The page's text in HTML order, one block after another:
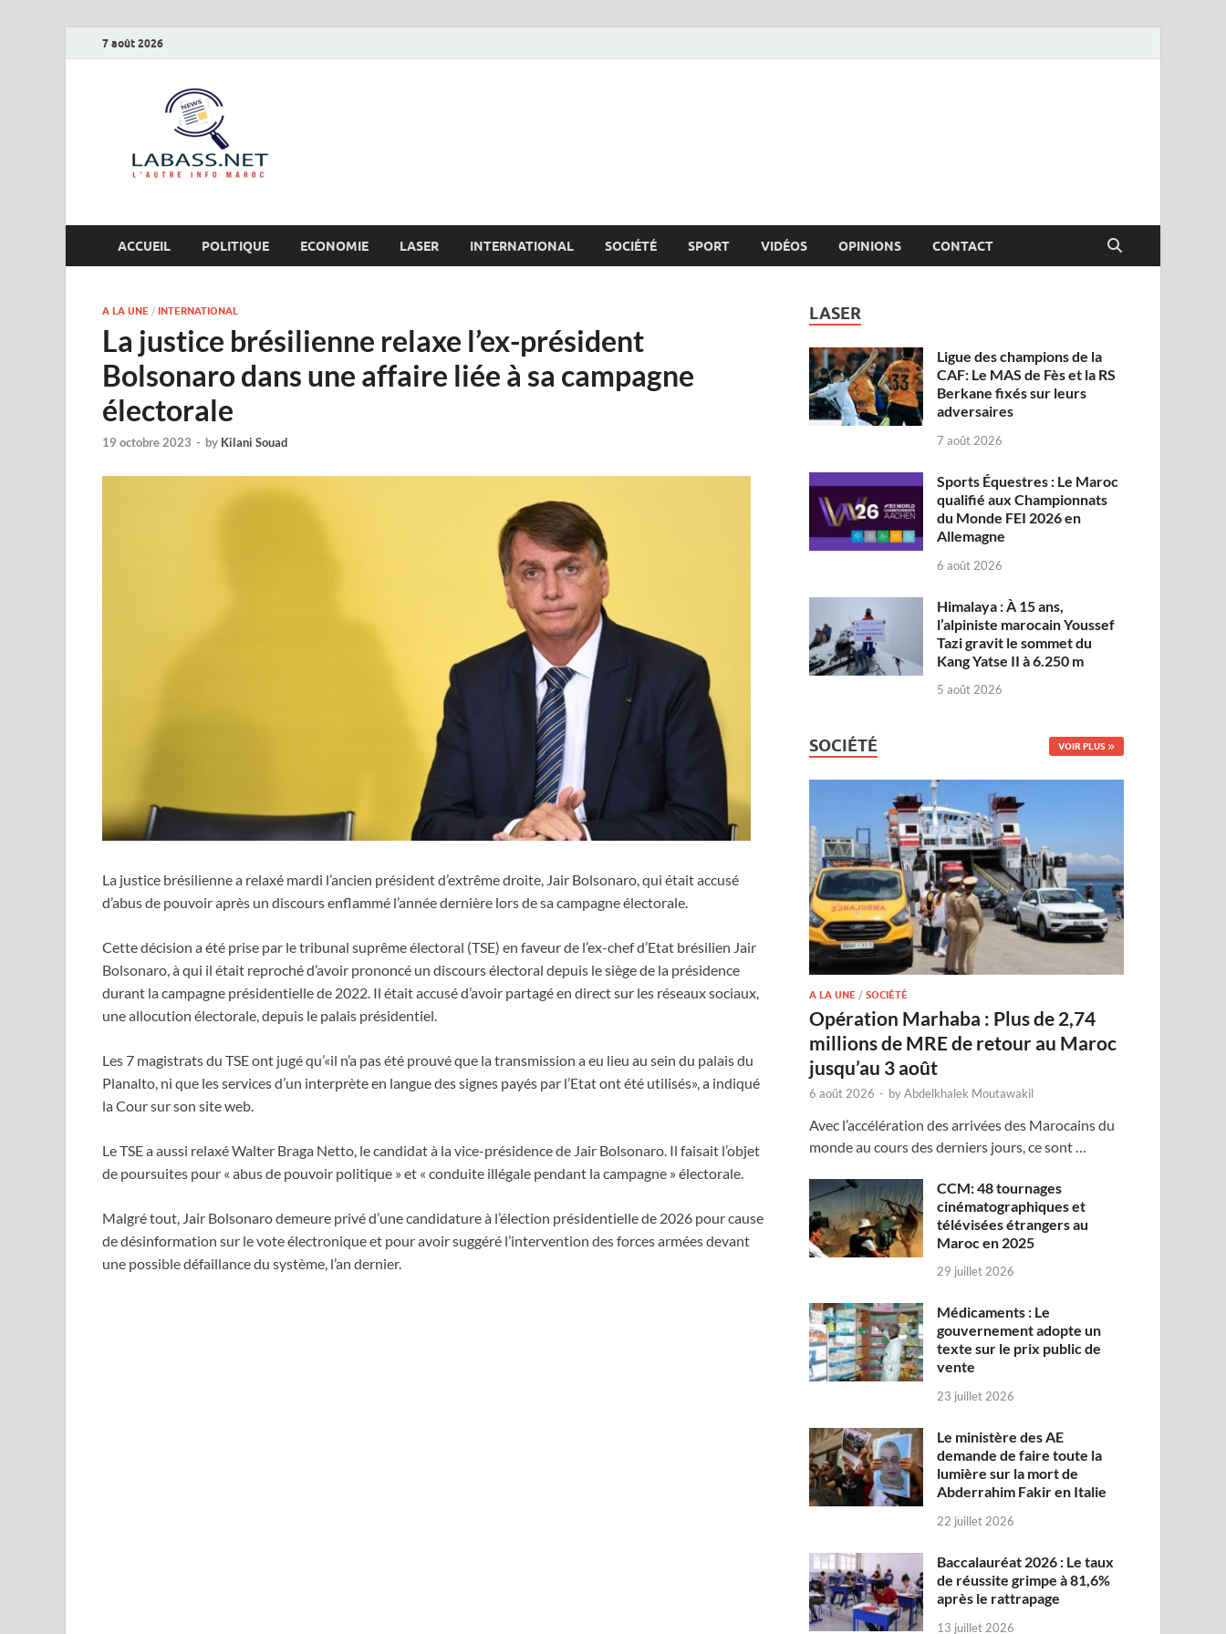
7 août 2026
ACCUEIL POLITIQUE ECONOMIE LASER INTERNATIONAL SOCIÉTÉ SPORT VIDÉOS OPINIONS CONTACT
A LA UNE / INTERNATIONAL
La justice brésilienne relaxe l’ex-président
Bolsonaro dans une affaire liée à sa campagne
électorale
19 octobre 2023 - by Kilani Souad
La justice brésilienne a relaxé mardi l’ancien président d’extrême droite, Jair Bolsonaro, qui était accusé
d’abus de pouvoir après un discours enflammé l’année dernière lors de sa campagne électorale.
Cette décision a été prise par le tribunal suprême électoral (TSE) en faveur de l’ex-chef d’Etat brésilien Jair
Bolsonaro, à qui il était reproché d’avoir prononcé un discours électoral depuis le siège de la présidence
durant la campagne présidentielle de 2022. Il était accusé d’avoir partagé en direct sur les réseaux sociaux,
une allocution électorale, depuis le palais présidentiel.
Les 7 magistrats du TSE ont jugé qu’«il n’a pas été prouvé que la transmission a eu lieu au sein du palais du
Planalto, ni que les services d’un interprète en langue des signes payés par l’Etat ont été utilisés», a indiqué
la Cour sur son site web.
Le TSE a aussi relaxé Walter Braga Netto, le candidat à la vice-présidence de Jair Bolsonaro. Il faisait l’objet
de poursuites pour « abus de pouvoir politique » et « conduite illégale pendant la campagne » électorale.
Malgré tout, Jair Bolsonaro demeure privé d’une candidature à l’élection présidentielle de 2026 pour cause
de désinformation sur le vote électronique et pour avoir suggéré l’intervention des forces armées devant
une possible défaillance du système, l’an dernier.
LASER
Ligue des champions de la
CAF: Le MAS de Fès et la RS
Berkane fixés sur leurs
adversaires
7 août 2026
Sports Équestres : Le Maroc
qualifié aux Championnats
du Monde FEI 2026 en
Allemagne
6 août 2026
Himalaya : À 15 ans,
l’alpiniste marocain Youssef
Tazi gravit le sommet du
Kang Yatse II à 6.250 m
5 août 2026
SOCIÉTÉ VOIR PLUS
A LA UNE /SOCIÉTÉ
Opération Marhaba : Plus de 2,74
millions de MRE de retour au Maroc
jusqu’au 3 août
6 août 2026 - byAbdelkhalek Moutawakil
Avec l’accélération des arrivées des Marocains du
monde au cours des derniers jours, ce sont …
CCM: 48 tournages
cinématographiques et
télévisées étrangers au
Maroc en 2025
29 juillet 2026
Médicaments : Le
gouvernement adopte un
texte sur le prix public de
vente
23 juillet 2026
Le ministère des AE
demande de faire toute la
lumière sur la mort de
Abderrahim Fakir en Italie
22 juillet 2026
Baccalauréat 2026 : Le taux
de réussite grimpe à 81,6%
après le rattrapage
13 juillet 2026